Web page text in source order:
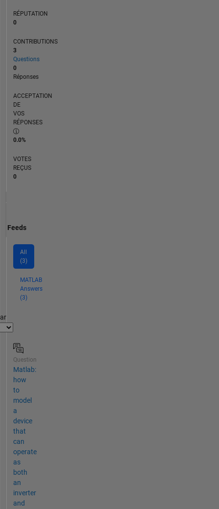
RÉPUTATION
0
CONTRIBUTIONS
3
Questions
0
Réponses
ACCEPTATION
DE
VOS
RÉPONSES
0.0%
VOTES
REÇUS
0
Feeds
All
(3)
MATLAB
Answers
(3)
Question
Matlab:
how
to
model
a
device
that
can
operate
as
both
an
inverter
and